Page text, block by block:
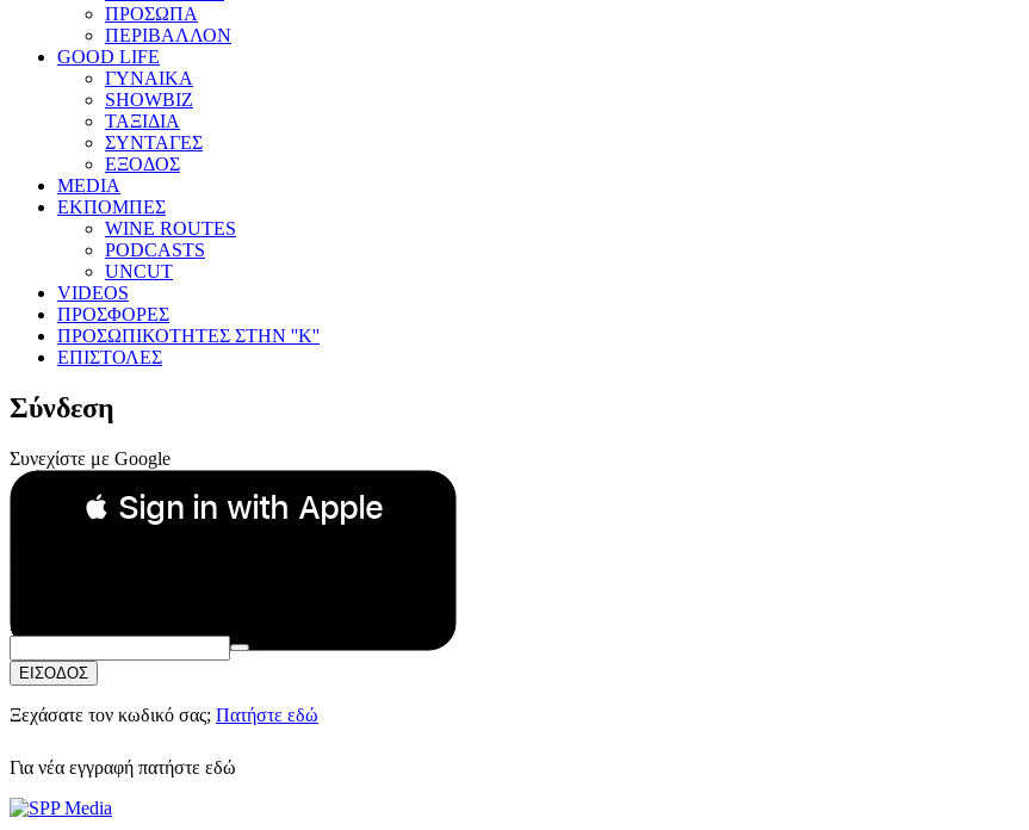
ΠΡΟΣΩΠΑ
ΠΕΡΙΒΑΛΛΟΝ
GOOD LIFE
ΓΥΝΑΙΚΑ
SHOWBIZ
ΤΑΞΙΔΙΑ
ΣΥΝΤΑΓΕΣ
ΕΞΟΔΟΣ
MEDIA
ΕΚΠΟΜΠΕΣ
WINE ROUTES
PODCASTS
UNCUT
VIDEOS
ΠΡΟΣΦΟΡΕΣ
ΠΡΟΣΩΠΙΚΟΤΗΤΕΣ ΣΤΗΝ ''Κ''
ΕΠΙΣΤΟΛΕΣ
Σύνδεση
Συνεχίστε με Google
 Sign in with Apple
Συνεχίστε με Apple
ή
Email:
Κωδικός Πρόσβασης:
ΕΙΣΟΔΟΣ
Ξεχάσατε τον κωδικό σας; Πατήστε εδώ
Για νέα εγγραφή πατήστε εδώ